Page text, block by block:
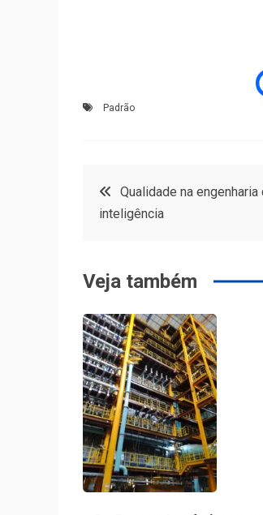
Padrão
Navegação
Post
Qualidade na engenharia
inteligência
Veja também